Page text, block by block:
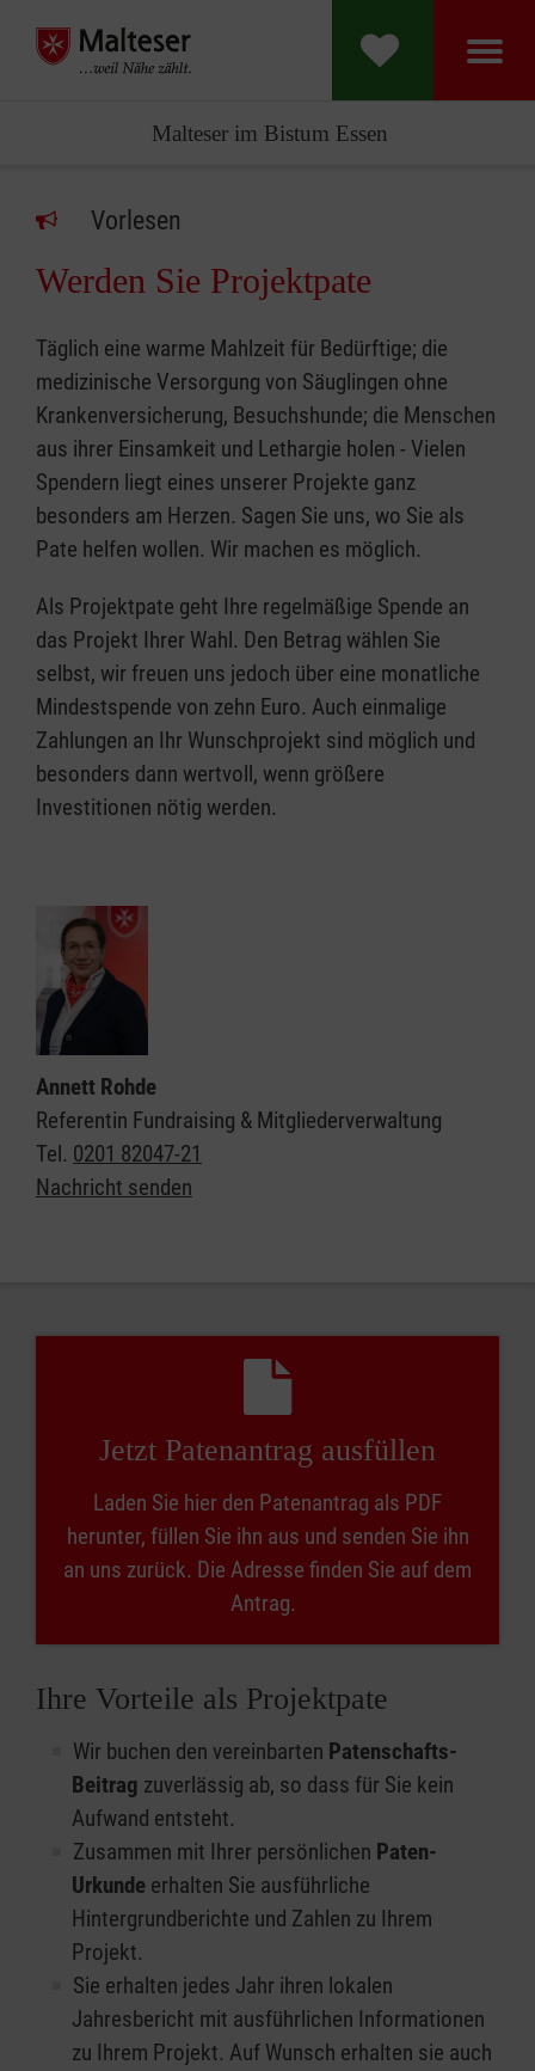
Malteser im Bistum Essen
Vorlesen
Werden Sie Projektpate
Täglich eine warme Mahlzeit für Bedürftige; die
medizinische Versorgung von Säuglingen ohne
Krankenversicherung, Besuchshunde; die Menschen
aus ihrer Einsamkeit und Lethargie holen - Vielen
Spendern liegt eines unserer Projekte ganz
besonders am Herzen. Sagen Sie uns, wo Sie als
Pate helfen wollen. Wir machen es möglich.
Als Projektpate geht Ihre regelmäßige Spende an
das Projekt Ihrer Wahl. Den Betrag wählen Sie
selbst, wir freuen uns jedoch über eine monatliche
Mindestspende von zehn Euro. Auch einmalige
Zahlungen an Ihr Wunschprojekt sind möglich und
besonders dann wertvoll, wenn größere
Investitionen nötig werden.
Annett Rohde
Referentin Fundraising & Mitgliederverwaltung
Tel. 0201 82047-21
Nachricht senden
Jetzt Patenantrag ausfüllen
Laden Sie hier den Patenantrag als PDF
herunter, füllen Sie ihn aus und senden Sie ihn
an uns zurück. Die Adresse finden Sie auf dem
Antrag.
Ihre Vorteile als Projektpate
Wir buchen den vereinbarten Patenschafts-
Beitrag zuverlässig ab, so dass für Sie kein
Aufwand entsteht.
Zusammen mit Ihrer persönlichen Paten-
Urkunde erhalten Sie ausführliche
Hintergrundberichte und Zahlen zu Ihrem
Projekt.
Sie erhalten jedes Jahr ihren lokalen
Jahresbericht mit ausführlichen Informationen
zu Ihrem Projekt. Auf Wunsch erhalten sie auch